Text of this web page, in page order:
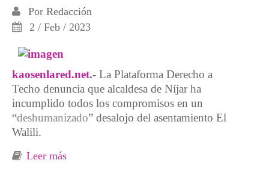
Por Redacción
2 / Feb / 2023
kaosenlared.net.- La Plataforma Derecho a
Techo denuncia que alcaldesa de Níjar ha
incumplido todos los compromisos en un
“deshumanizado” desalojo del asentamiento El
Walili.
Leer más